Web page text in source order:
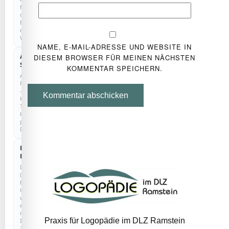
NAME, E-MAIL-ADRESSE UND WEBSITE IN
DIESEM BROWSER FÜR MEINEN NÄCHSTEN
KOMMENTAR SPEICHERN.
Kommentar abschicken
Praxis für Logopädie im DLZ Ramstein
für
den
Betrieb
der
Website.
Anonyme
Statistik
COOKIELOS
Anonyme
Reichweitenmessung
–
kein
Tracking,
keine
personenbezogenen
Daten.
Externe
Dienste
Drittanbieter
(z.
B.
Google)
werden
erst
nach
Ihrer